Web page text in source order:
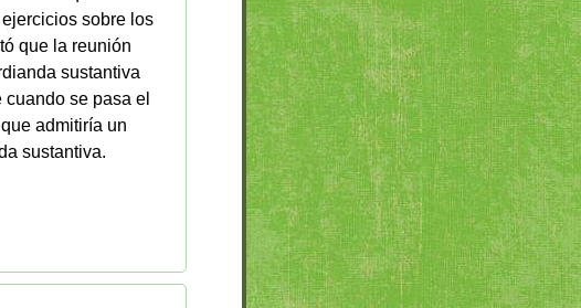
sobre los
que la reunión
sustantiva
se pasa el
admitiría un
sustantiva.